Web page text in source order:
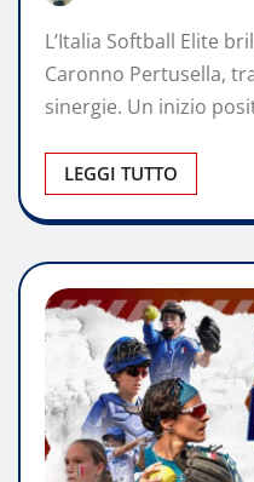
L’Italia Softball Elite
Caronno Pertusella,
sinergie. Un inizio
LEGGI TUTTO